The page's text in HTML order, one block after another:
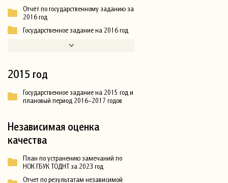
Отчёт по государственному заданию за
2016 год
Государственное задание на 2016 год
2015 год
Государственное задание на 2015 год и
плановый период 2016–2017 годов
Независимая оценка
качества
План по устранению замечаний по
НОК ГБУК ТОДНТ за 2023 год
Отчет по результатам независимой